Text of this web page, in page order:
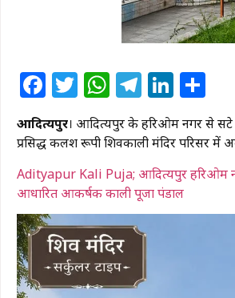
Facebook
Twitter
WhatsApp
आदित्यपुर। आदित्यपुर के हरिओम नगर से सटे
प्रसिद्ध कलश रूपी शिवकाली मंदिर परिसर
Adityapur Kali Puja; आदित्यपुर हरिओम
आधारित आकर्षक काली पूजा पंडाल